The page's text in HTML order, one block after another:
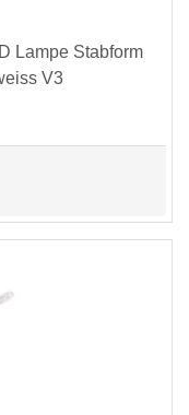
Lampe Stabform
V3